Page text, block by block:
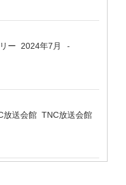
ー 2024年7月 -
放送会館 TNC放送会館